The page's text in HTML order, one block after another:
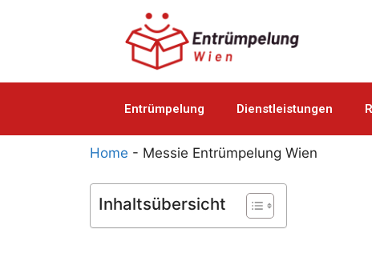
Entrümpelung Dienstleistungen
Home - Messie Entrümpelung Wien
Inhaltsübersicht